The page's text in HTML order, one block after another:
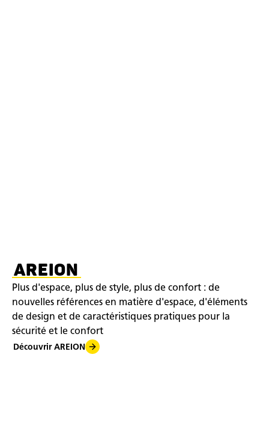
AREION
Plus d'espace, plus de style, plus de confort : de
nouvelles références en matière d'espace, d'éléments
de design et de caractéristiques pratiques pour la
sécurité et le confort
Découvrir AREION